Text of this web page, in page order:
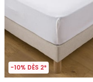
-10% DÈS 2*